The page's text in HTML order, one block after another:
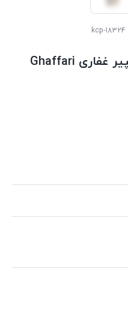
kcp-18324
چسب تعمیراتی مکس ریپیر غفاری Ghaffari